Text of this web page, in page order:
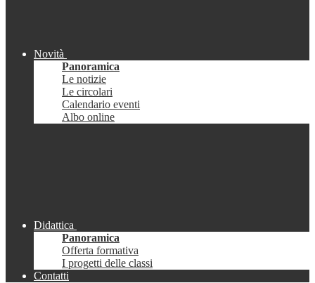
Novità
Panoramica
Le notizie
Le circolari
Calendario eventi
Albo online
Didattica
Panoramica
Offerta formativa
I progetti delle classi
Contatti